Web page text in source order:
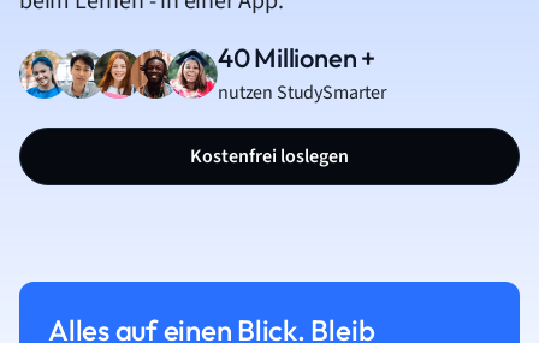
40 Millionen +
nutzen StudySmarter
Kostenfrei loslegen
Alles auf einen Blick. Bleib